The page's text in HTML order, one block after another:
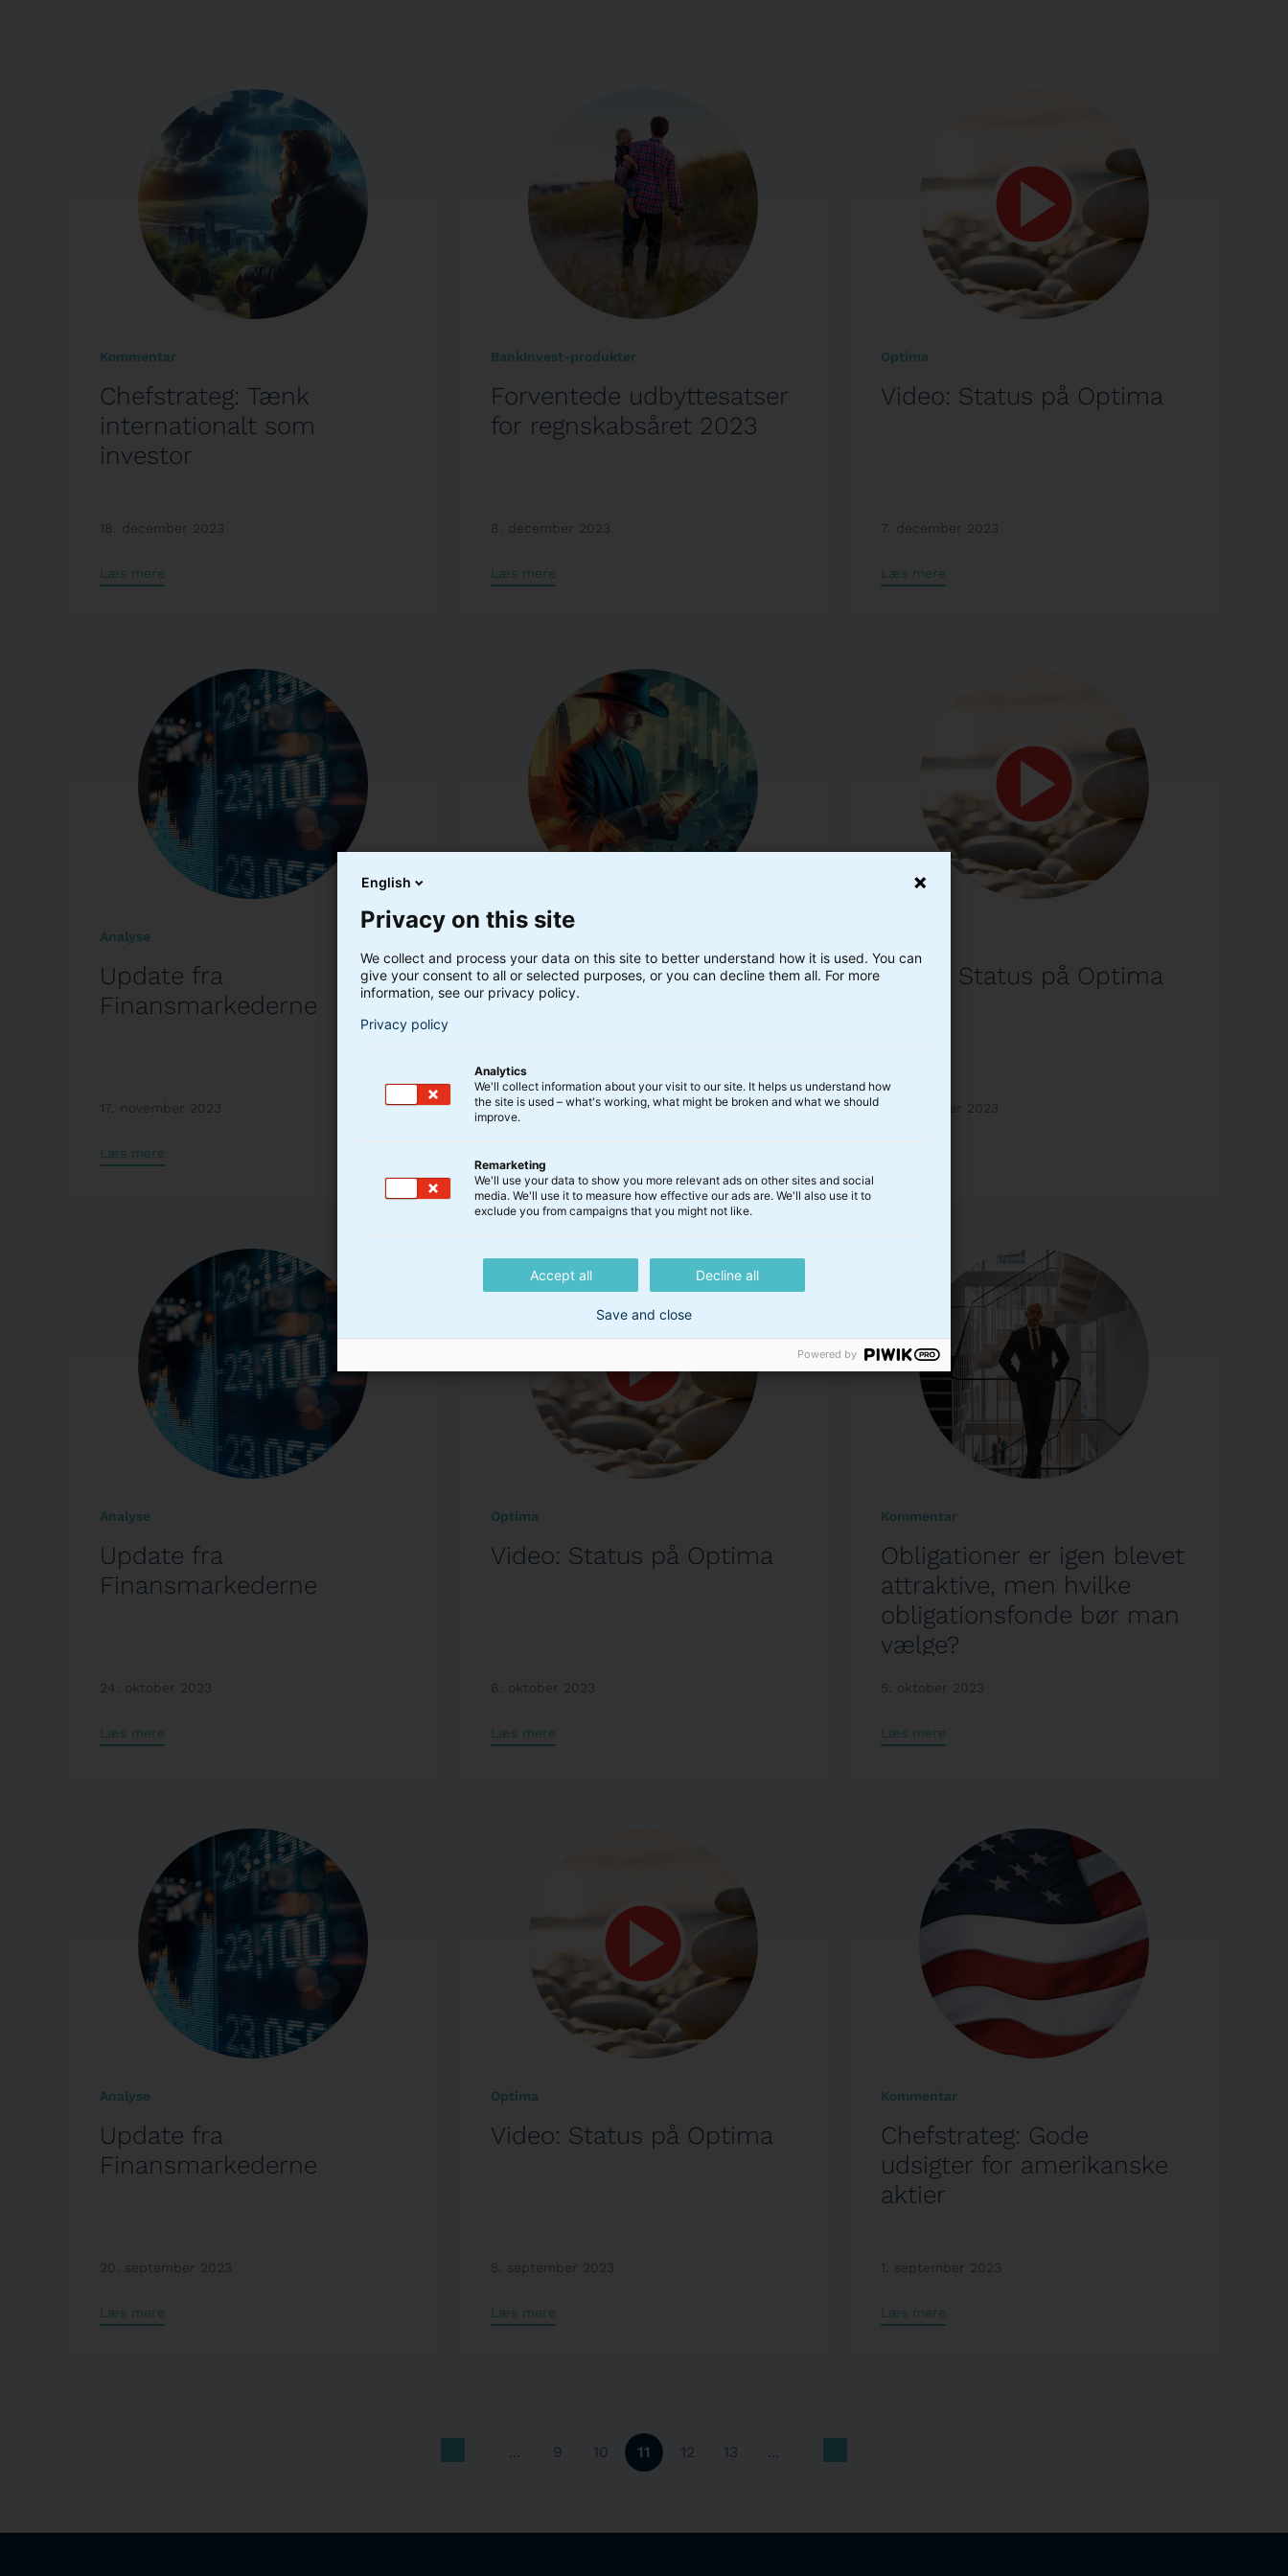
Kommentar
Chefstrateg: Tænk
internationalt som
investor
18. december 2023
Læs mere
BankInvest-produkter
Forventede udbyttesatser
for regnskabsåret 2023
8. december 2023
Læs mere
Optima
Video: Status på Optima
7. december 2023
Læs mere
Analyse
Update fra
Finansmarkederne
17. november 2023
Læs mere
Giganter trækket læsset:
Magnificent Seven-
8. november 2023
Video: Status på Optima
3. november 2023
Analyse
Update fra
Finansmarkederne
24. oktober 2023
Læs mere
Optima
Video: Status på Optima
6. oktober 2023
Læs mere
Kommentar
Obligationer er igen blevet
attraktive, men hvilke
obligationsfonde bør man
vælge?
5. oktober 2023
Læs mere
Analyse
Update fra
Finansmarkederne
20. september 2023
Læs mere
Optima
Video: Status på Optima
5. september 2023
Læs mere
Kommentar
Chefstrateg: Gode
udsigter for amerikanske
aktier
1. september 2023
Læs mere
... 9 10 11 12 13 ...
English
Privacy on this site
We collect and process your data on this site to better understand how it is used. You can
give your consent to all or selected purposes, or you can decline them all. For more
information, see our privacy policy.
Privacy policy
Analytics
We'll collect information about your visit to our site. It helps us understand how
the site is used – what's working, what might be broken and what we should
improve.
Remarketing
We'll use your data to show you more relevant ads on other sites and social
media. We'll use it to measure how effective our ads are. We'll also use it to
exclude you from campaigns that you might not like.
Accept all Decline all
Save and close
Powered by